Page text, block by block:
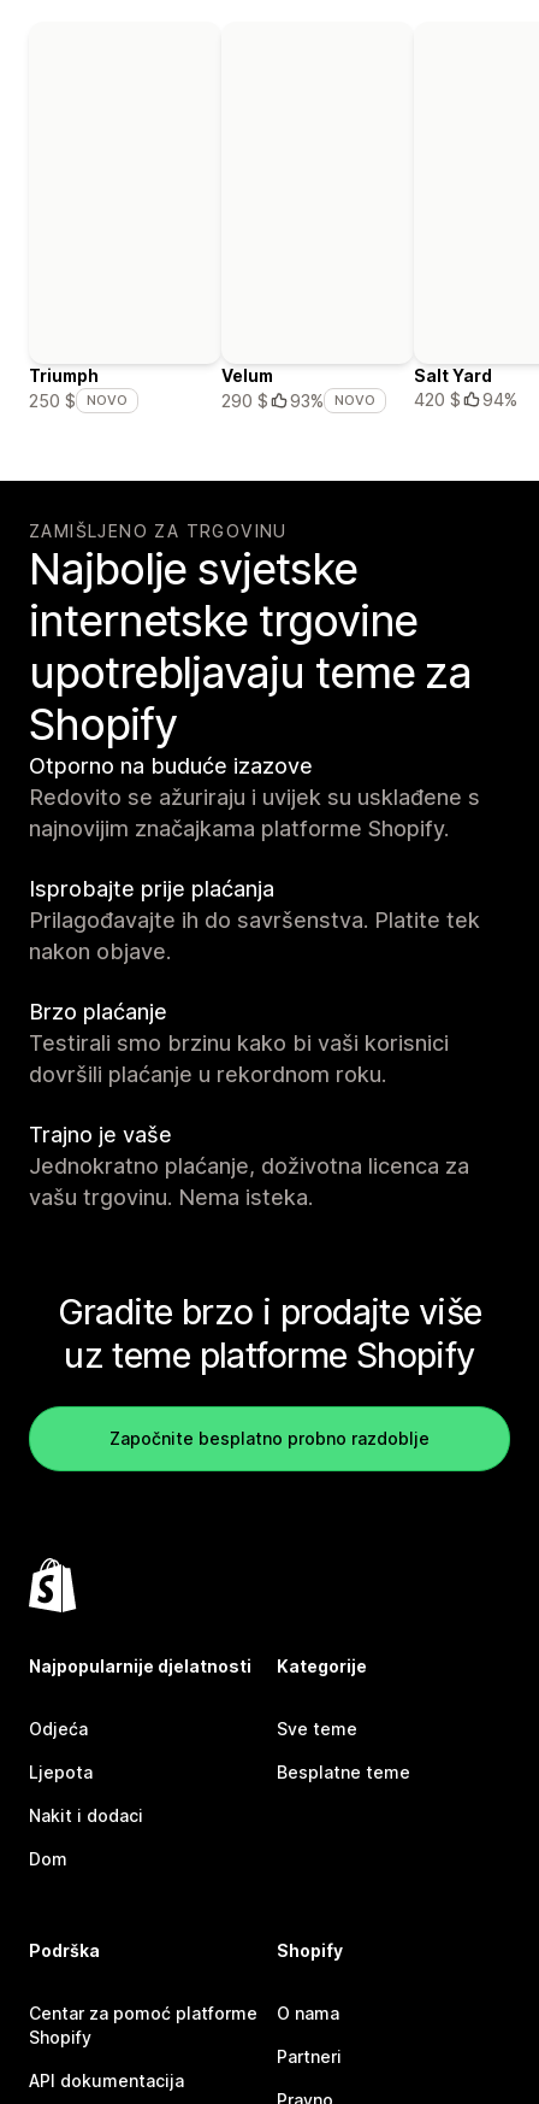
Triumph
250 $
NOVO
Velum
290 $
93% NOVO
Salt Yard
420 $
94%
ZAMIŠLJENO ZA TRGOVINU
Najbolje svjetske
internetske trgovine
upotrebljavaju teme za
Shopify
Otporno na buduće izazove
Redovito se ažuriraju i uvijek su usklađene s
najnovijim značajkama platforme Shopify.
Isprobajte prije plaćanja
Prilagođavajte ih do savršenstva. Platite tek
nakon objave.
Brzo plaćanje
Testirali smo brzinu kako bi vaši korisnici
dovršili plaćanje u rekordnom roku.
Trajno je vaše
Jednokratno plaćanje, doživotna licenca za
vašu trgovinu. Nema isteka.
Gradite brzo i prodajte više
uz teme platforme Shopify
Započnite besplatno probno razdoblje
Najpopularnije djelatnosti
Odjeća
Ljepota
Nakit i dodaci
Dom
Kategorije
Sve teme
Besplatne teme
Podrška
Centar za pomoć platforme
Shopify
API dokumentacija
Shopify
O nama
Partneri